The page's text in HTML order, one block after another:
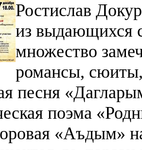
Ростислав
из выдающихся
множество
романсы,
песня
поэма
«Аъдым»